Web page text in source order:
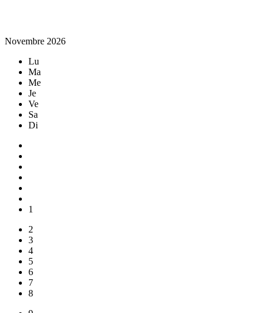
Novembre 2026
Lu
Ma
Me
Je
Ve
Sa
Di
1
2
3
4
5
6
7
8